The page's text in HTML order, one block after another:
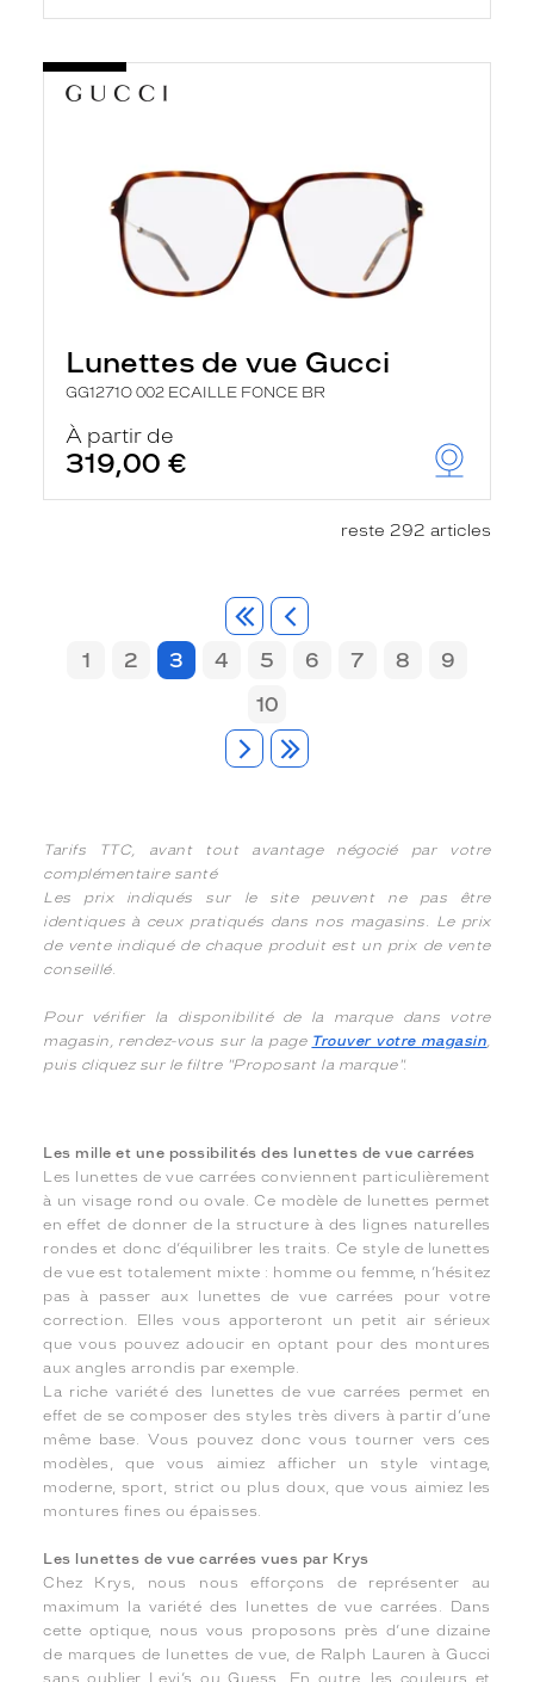
Lunettes de vue Gucci
GG1271O 002 ECAILLE FONCE BR
À partir de
319,00 €
reste 292 articles
1 2 3 4 5 6 7 8
9
10
Tarifs TTC, avant tout avantage négocié par votre
complémentaire santé
Les prix indiqués sur le site peuvent ne pas être
identiques à ceux pratiqués dans nos magasins. Le prix
de vente indiqué de chaque produit est un prix de vente
conseillé.
Pour vérifier la disponibilité de la marque dans votre
magasin, rendez-vous sur la page Trouver votre magasin,
puis cliquez sur le filtre "Proposant la marque".
Les mille et une possibilités des lunettes de vue carrées
Les lunettes de vue carrées conviennent particulièrement
à un visage rond ou ovale. Ce modèle de lunettes permet
en effet de donner de la structure à des lignes naturelles
rondes et donc d’équilibrer les traits. Ce style de lunettes
de vue est totalement mixte : homme ou femme, n’hésitez
pas à passer aux lunettes de vue carrées pour votre
correction. Elles vous apporteront un petit air sérieux
que vous pouvez adoucir en optant pour des montures
aux angles arrondis par exemple.
La riche variété des lunettes de vue carrées permet en
effet de se composer des styles très divers à partir d’une
même base. Vous pouvez donc vous tourner vers ces
modèles, que vous aimiez afficher un style vintage,
moderne, sport, strict ou plus doux, que vous aimiez les
montures fines ou épaisses.
Les lunettes de vue carrées vues par Krys
Chez Krys, nous nous efforçons de représenter au
maximum la variété des lunettes de vue carrées. Dans
cette optique, nous vous proposons près d’une dizaine
de marques de lunettes de vue, de Ralph Lauren à Gucci
sans oublier Levi’s ou Guess. En outre, les couleurs et